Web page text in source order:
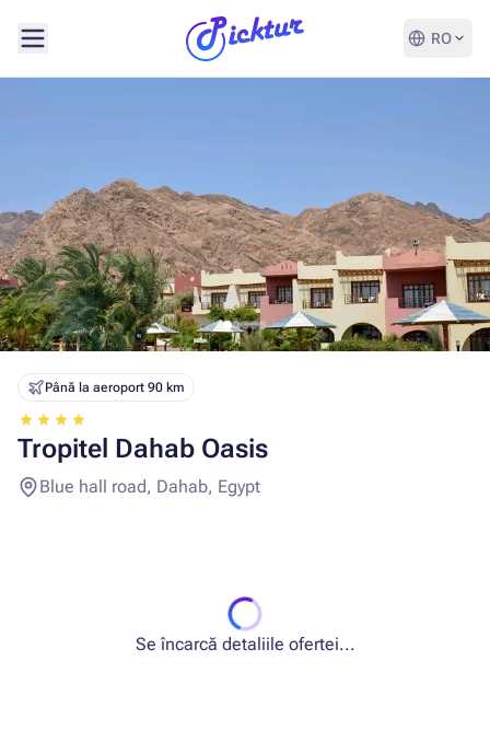
RO
Până la aeroport 90 km
Tropitel Dahab Oasis
Blue hall road, Dahab, Egypt
Se încarcă detaliile ofertei...